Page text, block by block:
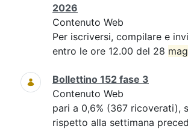
2026
Contenuto Web
Per iscriversi, compilare e
entro le ore 12.00 del 28
Bollettino 152 fase 3
Contenuto Web
pari a 0,6% (367 ricoverati),
rispetto alla settimana